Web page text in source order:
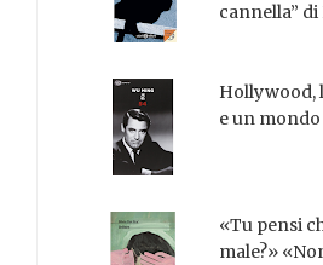
cannella”
Hollywood,
e un
«Tu pensi
male?»